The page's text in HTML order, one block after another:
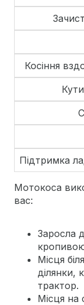
Косіння
Підтримка
Мотокоса
вас:
Заросла
Місця
ділянки,
трактор.
Місця на